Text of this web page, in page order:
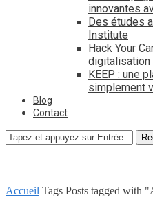
innovantes
Des études
Institute
Hack Your
digitalisation
KEEP : une
simplement
Blog
Contact
Accueil Tags Posts tagged with